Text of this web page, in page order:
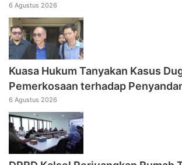
6 Agustus 2026
Kuasa Hukum Tanyakan Kasus
Pemerkosaan terhadap
6 Agustus 2026